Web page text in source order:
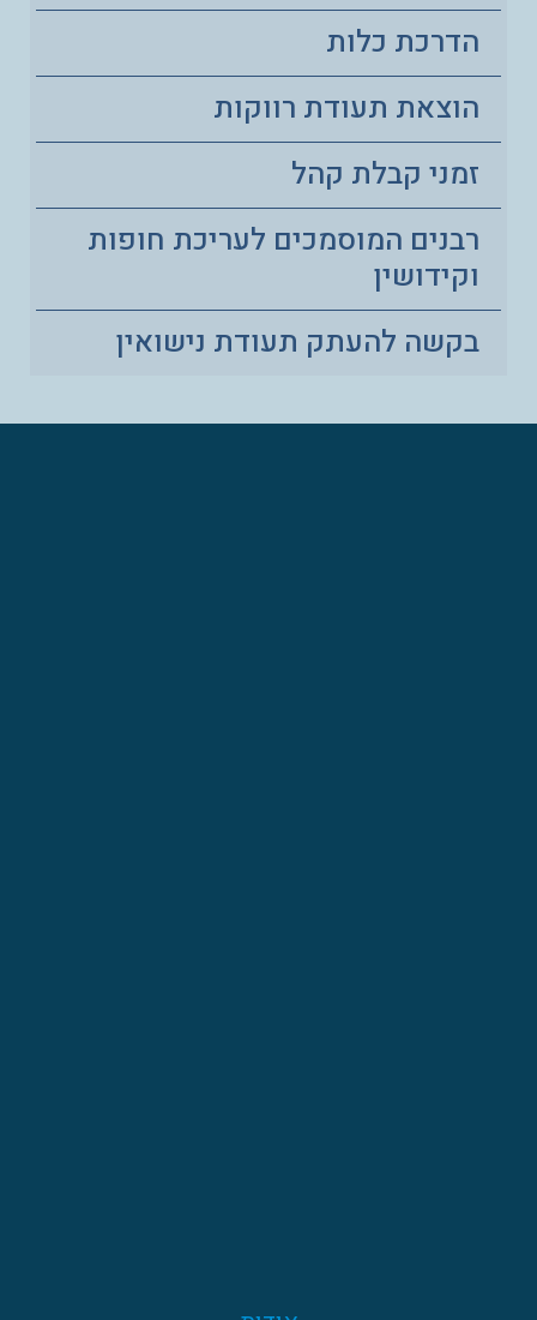
הדרכת כלות
הוצאת תעודת רווקות
זמני קבלת קהל
רבנים המוסמכים לעריכת חופות
וקידושין
בקשה להעתק תעודת נישואין